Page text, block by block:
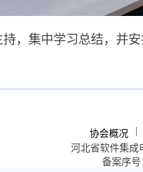
，集中学习总结，并
协会概况
河北省软件集成
备案序号